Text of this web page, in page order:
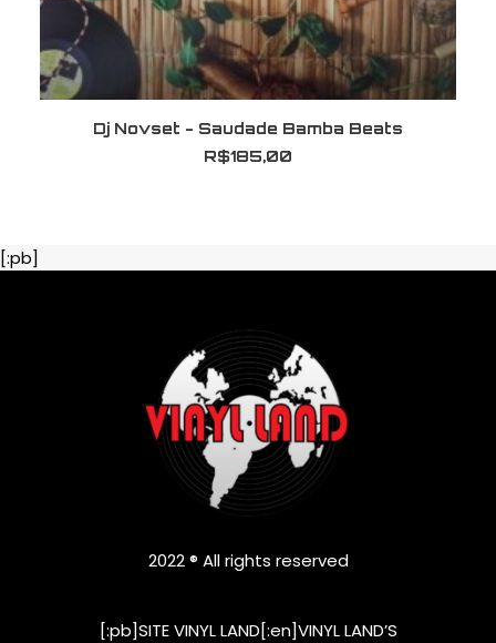
LER MAIS
Dj Novset - Saudade Bamba Beats
R$185,00
[:pb]
2022 ® All rights reserved
[:pb]SITE VINYL LAND[:en]VINYL LAND’S